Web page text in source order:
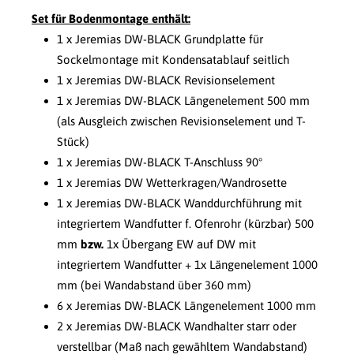
Set für Bodenmontage enthält:
1 x Jeremias DW-BLACK Grundplatte für
Sockelmontage mit Kondensatablauf seitlich
1 x Jeremias DW-BLACK Revisionselement
1 x Jeremias DW-BLACK Längenelement 500 mm
(als Ausgleich zwischen Revisionselement und T-
Stück)
1 x Jeremias DW-BLACK T-Anschluss 90°
1 x Jeremias DW Wetterkragen/Wandrosette
1 x Jeremias DW-BLACK Wanddurchführung mit
integriertem Wandfutter f. Ofenrohr (kürzbar) 500
mm bzw. 1x Übergang EW auf DW mit
integriertem Wandfutter + 1x Längenelement 1000
mm (bei Wandabstand über 360 mm)
6 x Jeremias DW-BLACK Längenelement 1000 mm
2 x Jeremias DW-BLACK Wandhalter starr oder
verstellbar (Maß nach gewähltem Wandabstand)